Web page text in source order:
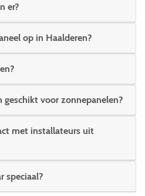
er?
op in Haalderen?
geschikt voor zonnepanelen?
met installateurs uit
speciaal?